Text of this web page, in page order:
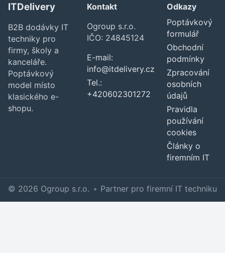
ITDelivery
B2B dodávky IT
techniky pro
firmy, školy a
kanceláře.
Poptávkový
model místo
klasického e-
shopu.
Kontakt
Ogroup s.r.o.
IČO: 24845124
E-mail:
info@itdelivery.cz
Tel.:
+420602301272
Odkazy
Poptávkový
formulář
Obchodní
podmínky
Zpracování
osobních
údajů
Pravidla
používání
cookies
Články o
firemním IT
© 2026 Ogroup s.r.o. • Partner pro firemní IT techniku